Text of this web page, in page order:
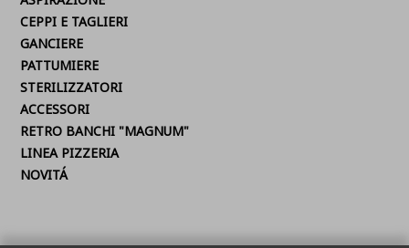
CEPPI E TAGLIERI
GANCIERE
PATTUMIERE
STERILIZZATORI
ACCESSORI
RETRO BANCHI "MAGNUM"
LINEA PIZZERIA
NOVITÁ